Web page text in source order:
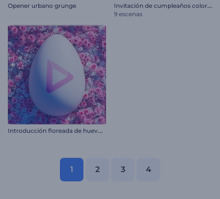
Opener urbano grunge I
nvitación de cumpleaños colorida
9 escenas
I
ntroducción floreada de huevos de pascua
1 2 3 4